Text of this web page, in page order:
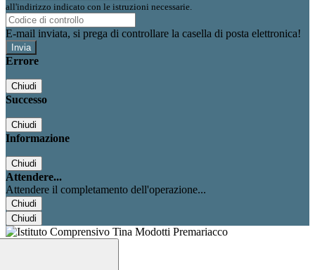
all'indirizzo indicato con le istruzioni necessarie.
E-mail inviata, si prega di controllare la casella di posta elettronica!
Errore
Chiudi
Successo
Chiudi
Informazione
Chiudi
Attendere...
Attendere il completamento dell'operazione...
Chiudi
Chiudi